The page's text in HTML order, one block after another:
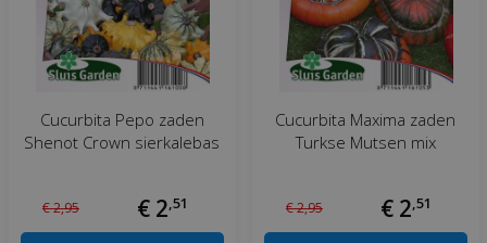
Cucurbita Pepo zaden
Shenot Crown sierkalebas
€2,95 € 2,51
Cucurbita Maxima zaden
Turkse Mutsen mix
€2,95 € 2,51